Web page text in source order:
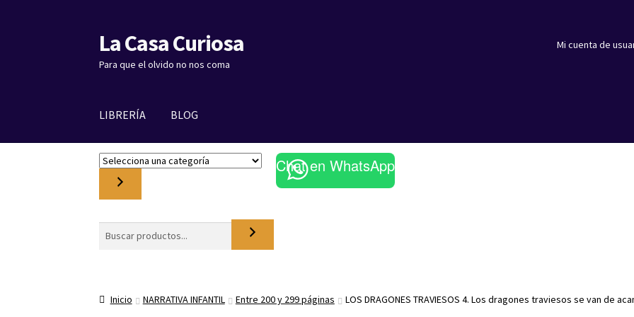
Ir
a
la
Ir
al
contenido
La Casa Curiosa
Para que el olvido no nos coma
Mi cuenta de
LIBRERÍA BLOG
S
c
a
Chat en WhatsApp
Buscar
Inicio NARRATIVA INFANTIL Entre 200 y 299 páginas LOS DRAGONES TRAVIESOS 4. Los dragones traviesos se van de